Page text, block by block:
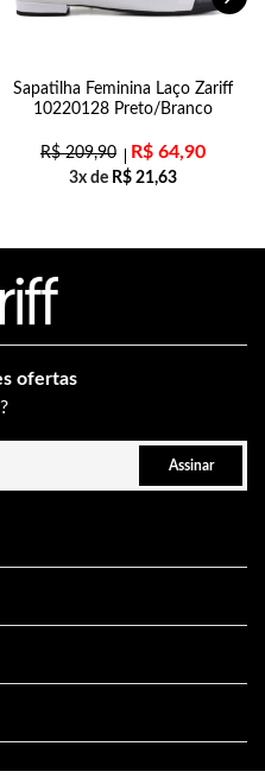
Sapatilha Feminina Laço Zariff
10220128 Preto/Branco
R$209,90 R$ 64,90
3x de R$ 21,63
ofertas
Assinar